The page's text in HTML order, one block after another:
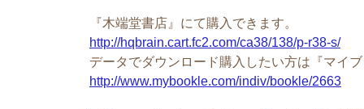
『木端堂書店』にて購入できます。
http://hqbrain.cart.fc2.com/ca38/138/p-r38-s/
データでダウンロード購入したい方は『マイ
http://www.mybookle.com/indiv/bookle/2663